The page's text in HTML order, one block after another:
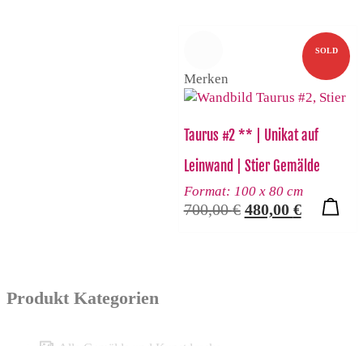
SOLD
Merken
Taurus #2 ** | Unikat auf
Leinwand | Stier Gemälde
Format: 100 x 80 cm
700,00€ Ursprünglicher
480,00 €Aktueller
Produkt Kategorien